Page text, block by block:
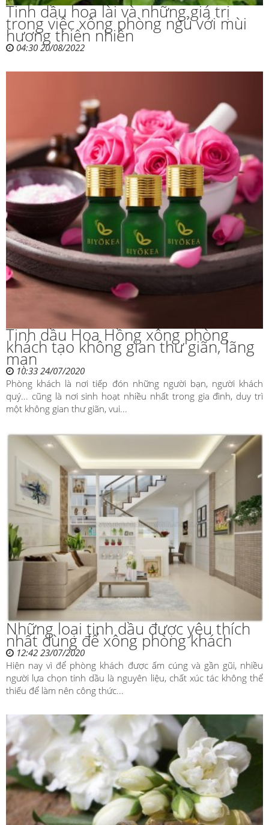
Tinh dầu hoa lài và những giá trị
trong việc xông phòng ngủ với mùi
hương thiên nhiên
04:30 20/08/2022
Tinh dầu Hoa Hồng xông phòng
khách tạo không gian thư giãn, lãng
mạn
10:33 24/07/2020
Phòng khách là nơi tiếp đón những người bạn, người khách
quý... cũng là nơi sinh hoạt nhiều nhất trong gia đình, duy trì
một không gian thư giãn, vui...
Những loại tinh dầu được yêu thích
nhất dùng để xông phòng khách
12:42 23/07/2020
Hiện nay vì để phòng khách được ấm cúng và gần gũi, nhiều
người lựa chọn tinh dầu là nguyên liệu, chất xúc tác không thể
thiếu để làm nên công thức...